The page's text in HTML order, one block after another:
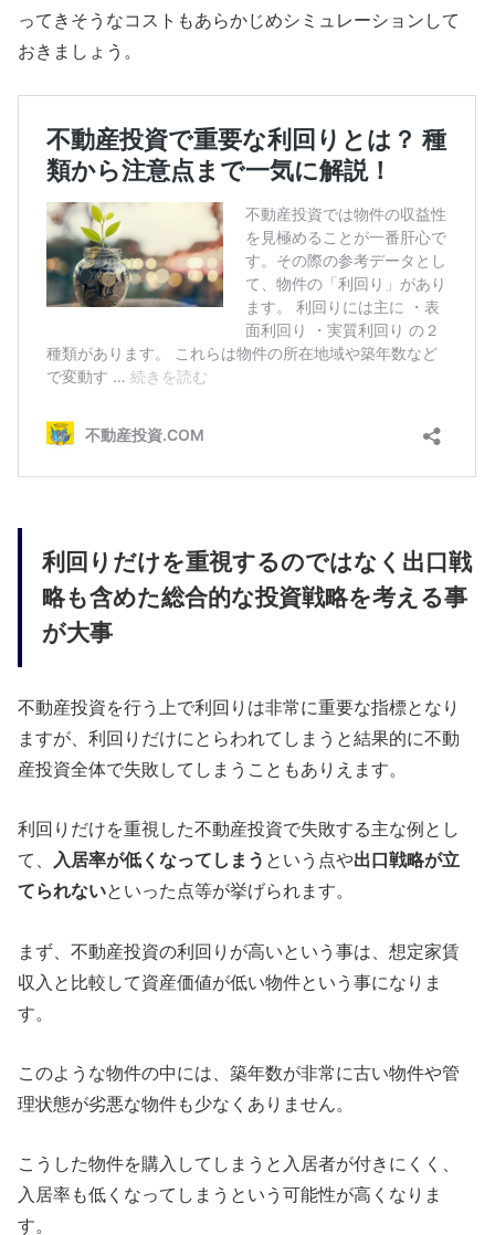
ってきそうなコストもあらかじめシミュレーションして
おきましょう。
利回りだけを重視するのではなく出口戦
略も含めた総合的な投資戦略を考える事
が大事
不動産投資を行う上で利回りは非常に重要な指標となり
ますが、利回りだけにとらわれてしまうと結果的に不動
産投資全体で失敗してしまうこともありえます。
利回りだけを重視した不動産投資で失敗する主な例とし
て、
入居率が低くなってしまう という点や出口戦略が立
てられないといった点等が挙げられます。
まず、不動産投資の利回りが高いという事は、想定家賃
収入と比較して資産価値が低い物件という事になりま
す。
このような物件の中には、築年数が非常に古い物件や管
理状態が劣悪な物件も少なくありません。
こうした物件を購入してしまうと入居者が付きにくく、
入居率も低くなってしまうという可能性が高くなりま
す。